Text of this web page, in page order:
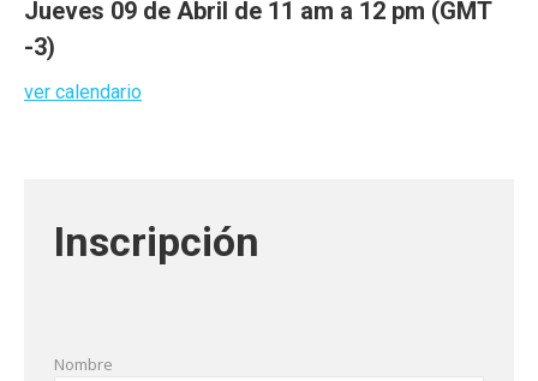
Jueves 09 de Abril de 11 am a 12 pm (GMT
-3)
ver calendario
Inscripción
Nombre